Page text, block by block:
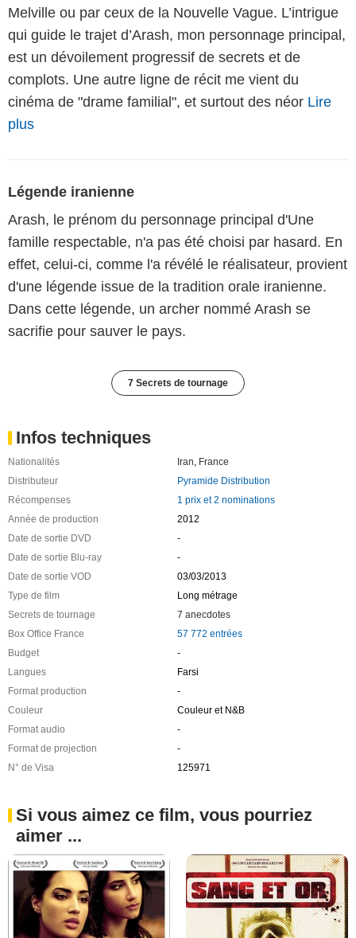
Melville ou par ceux de la Nouvelle Vague. L’intrigue
qui guide le trajet d’Arash, mon personnage principal,
est un dévoilement progressif de secrets et de
complots. Une autre ligne de récit me vient du
cinéma de "drame familial", et surtout des néor Lire
plus
Légende iranienne
Arash, le prénom du personnage principal d'Une
famille respectable, n'a pas été choisi par hasard. En
effet, celui-ci, comme l'a révélé le réalisateur, provient
d'une légende issue de la tradition orale iranienne.
Dans cette légende, un archer nommé Arash se
sacrifie pour sauver le pays.
7 Secrets de tournage
Infos techniques
Nationalités Iran, France
Distributeur
Pyramide Distribution
Récompenses
1 prix et 2 nominations
Année de production
2012
Date de sortie DVD
-
Date de sortie Blu-ray
-
Date de sortie VOD
03/03/2013
Type de film
Long métrage
Secrets de tournage
7 anecdotes
Box Office France
57 772 entrées
Budget
-
Langues
Farsi
Format production
-
Couleur
Couleur et N&B
Format audio
-
Format de projection
-
N° de Visa
125971
Si vous aimez ce film, vous pourriez
aimer ...